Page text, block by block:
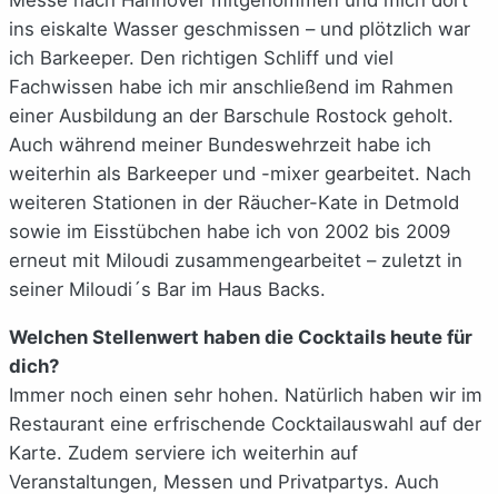
ins eiskalte Wasser geschmissen – und plötzlich war
ich Barkeeper. Den richtigen Schliff und viel
Fachwissen habe ich mir anschließend im Rahmen
einer Ausbildung an der Barschule Rostock geholt.
Auch während meiner Bundeswehrzeit habe ich
weiterhin als Barkeeper und -mixer gearbeitet. Nach
weiteren Stationen in der Räucher-Kate in Detmold
sowie im Eisstübchen habe ich von 2002 bis 2009
erneut mit Miloudi zusammengearbeitet – zuletzt in
seiner Miloudi´s Bar im Haus Backs.
Welchen Stellenwert haben die Cocktails heute für
dich?
Immer noch einen sehr hohen. Natürlich haben wir im
Restaurant eine erfrischende Cocktailauswahl auf der
Karte. Zudem serviere ich weiterhin auf
Veranstaltungen, Messen und Privatpartys. Auch